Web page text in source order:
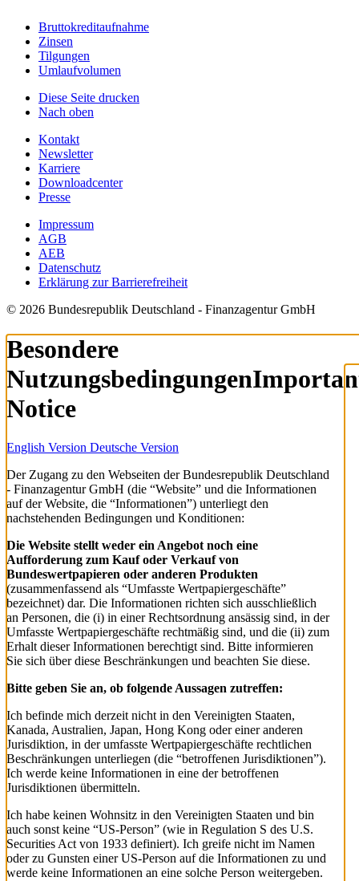
Bruttokreditaufnahme
Zinsen
Tilgungen
Umlaufvolumen
Diese Seite drucken
Nach oben
Kontakt
Newsletter
Karriere
Downloadcenter
Presse
Impressum
AGB
AEB
Datenschutz
Erklärung zur Barrierefreiheit
© 2026 Bundesrepublik Deutschland - Finanzagentur GmbH
Besondere
Nutzungsbedingungen
Notice
English Version Deutsche Version
Der Zugang zu den Webseiten der Bundesrepublik Deutschland
- Finanzagentur GmbH (die “Website” und die Informationen
auf der Website, die “Informationen”) unterliegt den
nachstehenden Bedingungen und Konditionen:
Die Website stellt weder ein Angebot noch eine
Aufforderung zum Kauf oder Verkauf von
Bundeswertpapieren oder anderen Produkten
(zusammenfassend als “Umfasste Wertpapiergeschäfte”
bezeichnet) dar. Die Informationen richten sich ausschließlich
an Personen, die (i) in einer Rechtsordnung ansässig sind, in der
Umfasste Wertpapiergeschäfte rechtmäßig sind, und die (ii) zum
Erhalt dieser Informationen berechtigt sind. Bitte informieren
Sie sich über diese Beschränkungen und beachten Sie diese.
Bitte geben Sie an, ob folgende Aussagen zutreffen:
Ich befinde mich derzeit nicht in den Vereinigten Staaten,
Kanada, Australien, Japan, Hong Kong oder einer anderen
Jurisdiktion, in der umfasste Wertpapiergeschäfte rechtlichen
Beschränkungen unterliegen (die “betroffenen Jurisdiktionen”).
Ich werde keine Informationen in eine der betroffenen
Jurisdiktionen übermitteln.
Ich habe keinen Wohnsitz in den Vereinigten Staaten und bin
auch sonst keine “US-Person” (wie in Regulation S des U.S.
Securities Act von 1933 definiert). Ich greife nicht im Namen
oder zu Gunsten einer US-Person auf die Informationen zu und
werde keine Informationen an eine solche Person weitergeben.